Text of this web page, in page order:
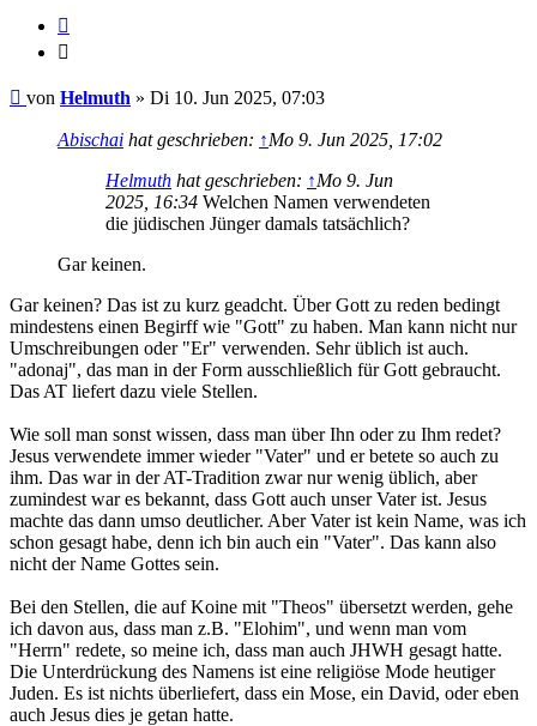
Beitrag
von Helmuth » Di 10. Jun 2025, 07:03
Abischai hat geschrieben: ↑Mo 9. Jun 2025, 17:02
Helmuth hat geschrieben: ↑Mo 9. Jun
2025, 16:34 Welchen Namen verwendeten
die jüdischen Jünger damals tatsächlich?
Gar keinen.
Gar keinen? Das ist zu kurz geadcht. Über Gott zu reden bedingt
mindestens einen Begirff wie "Gott" zu haben. Man kann nicht nur
Umschreibungen oder "Er" verwenden. Sehr üblich ist auch.
"adonaj", das man in der Form ausschließlich für Gott gebraucht.
Das AT liefert dazu viele Stellen.
Wie soll man sonst wissen, dass man über Ihn oder zu Ihm redet?
Jesus verwendete immer wieder "Vater" und er betete so auch zu
ihm. Das war in der AT-Tradition zwar nur wenig üblich, aber
zumindest war es bekannt, dass Gott auch unser Vater ist. Jesus
machte das dann umso deutlicher. Aber Vater ist kein Name, was ich
schon gesagt habe, denn ich bin auch ein "Vater". Das kann also
nicht der Name Gottes sein.
Bei den Stellen, die auf Koine mit "Theos" übersetzt werden, gehe
ich davon aus, dass man z.B. "Elohim", und wenn man vom
"Herrn" redete, so meine ich, dass man auch JHWH gesagt hatte.
Die Unterdrückung des Namens ist eine religiöse Mode heutiger
Juden. Es ist nichts überliefert, dass ein Mose, ein David, oder eben
auch Jesus dies je getan hatte.